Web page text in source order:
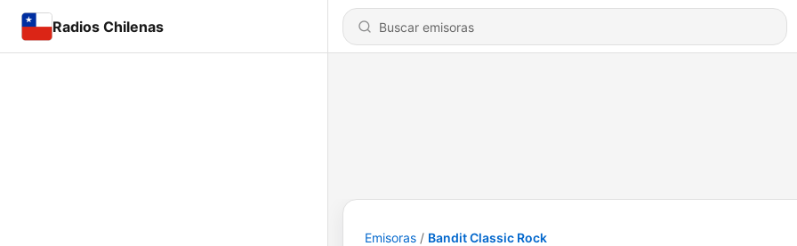
Radios Chilenas
Emisoras Bandit Classic Rock